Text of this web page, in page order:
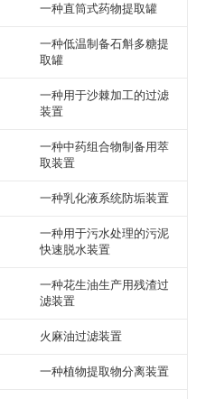
一种直筒式药物提取罐
一种低温制备石斛多糖提
取罐
一种用于沙棘加工的过滤
装置
一种中药组合物制备用萃
取装置
一种乳化液系统防垢装置
一种用于污水处理的污泥
快速脱水装置
一种花生油生产用残渣过
滤装置
火麻油过滤装置
一种植物提取物分离装置